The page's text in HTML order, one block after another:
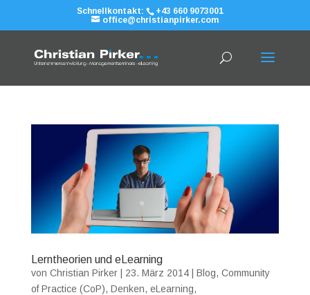
Schnellkontakt:
+43 660 9073001
office@christianpirker.com
Lerntheorien und eLearning
von Christian Pirker| 23. März 2014| Blog, Community
of Practice (CoP), Denken, eLearning,